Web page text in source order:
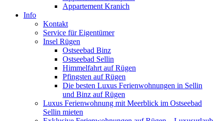
Appartement Kranich
Info
Kontakt
Service für Eigentümer
Insel Rügen
Ostseebad Binz
Ostseebad Sellin
Himmelfahrt auf Rügen
Pfingsten auf Rügen
Die besten Luxus Ferienwohnungen in Sellin
und Binz auf Rügen
Luxus Ferienwohnung mit Meerblick im Ostseebad
Sellin mieten